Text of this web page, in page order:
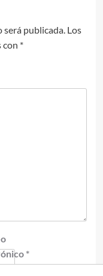
será publicada. Los
con *
*